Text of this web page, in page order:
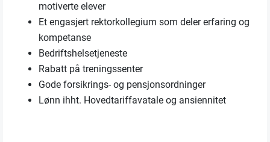
motiverte elever
Et engasjert rektorkollegium som deler erfaring og
kompetanse
Bedriftshelsetjeneste
Rabatt på treningssenter
Gode forsikrings- og pensjonsordninger
Lønn ihht. Hovedtariffavatale og ansiennitet